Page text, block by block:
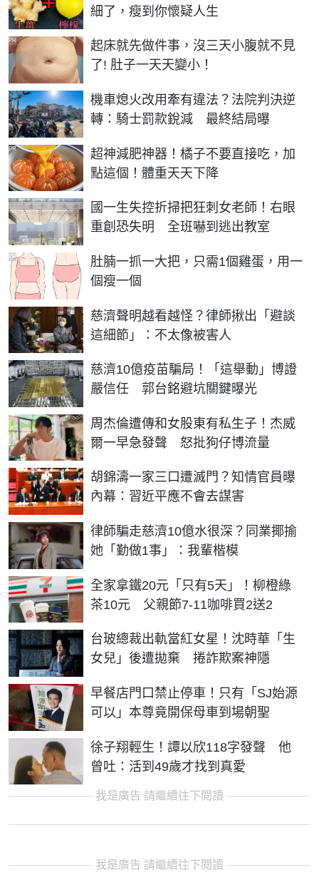
細了，瘦到你懷疑人生
起床就先做件事，沒三天小腹就不見
了! 肚子一天天變小！
PR
機車熄火改用牽有違法？法院判決逆
轉：騎士罰款銳減 最終結局曝
超神減肥神器！橘子不要直接吃，加
點這個！體重天天下降
PR
國一生失控折掃把狂刺女老師！右眼
重創恐失明 全班嚇到逃出教室
肚腩一抓一大把，只需1個雞蛋，用一
個瘦一個
PR
慈濟聲明越看越怪？律師揪出「避談
這細節」：不太像被害人
慈濟10億疫苗騙局！「這舉動」博證
嚴信任 郭台銘避坑關鍵曝光
周杰倫遭傳和女股東有私生子！杰威
爾一早急發聲 怒批狗仔博流量
胡錦濤一家三口遭滅門？知情官員曝
內幕：習近平應不會去謀害
律師騙走慈濟10億水很深？同業揶揄
她「勤做1事」：我輩楷模
全家拿鐵20元「只有5天」！柳橙綠
茶10元 父親節7-11咖啡買2送2
台玻總裁出軌當紅女星！沈時華「生
女兒」後遭拋棄 捲詐欺案神隱
早餐店門口禁止停車！只有「SJ始源
可以」本尊竟開保母車到場朝聖
徐子翔輕生！譚以欣118字發聲 他
曾吐：活到49歲才找到真愛
我是廣告 請繼續往下閱讀
我是廣告 請繼續往下閱讀